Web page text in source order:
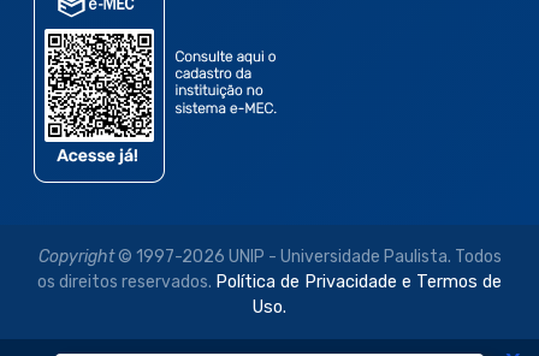
Copyright© 1997-2026 UNIP - Universidade Paulista. Todos
os direitos reservados. Política de Privacidade e Termos de
Uso.